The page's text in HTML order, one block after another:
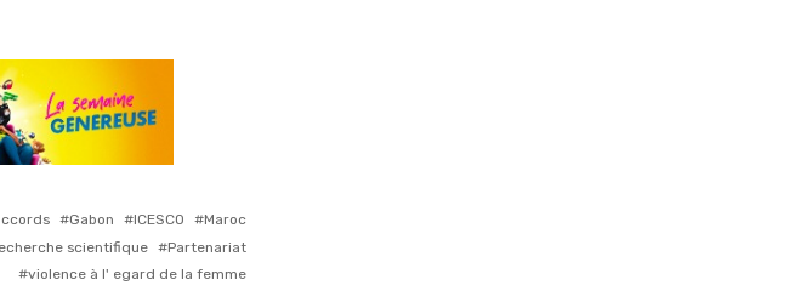
Gabon ICESCO
Maroc
scientifique
Partenariat
violence à l' egard de la femme